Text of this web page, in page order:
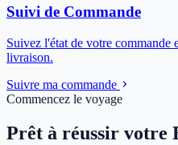
Suivi de Commande
Suivez l'état de votre commande
livraison.
Suivre ma commande
Commencez le voyage
Prêt à réussir votre